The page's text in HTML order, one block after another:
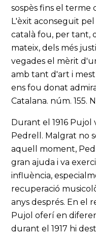
sospès fins el terme
L'èxit aconseguit
català fou, per tant,
mateix, dels més
vegades el mèrit
amb tant d'art i
ens fou donat
Catalana. núm. 155.
Durant el 1916 Pujol
Pedrell. Malgrat no
aquell moment,
gran ajuda i va
influència,
recuperació
anys després. En el
Pujol oferí en
durant el 1917 hi